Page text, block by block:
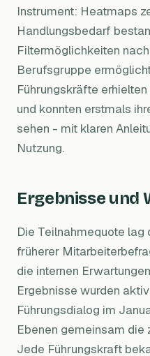
Instrument: Heatmaps
Handlungsbedarf
Filtermöglichkeiten
Berufsgruppe
Führungskräfte
und konnten erstmals
sehen - mit klaren
Nutzung.
Ergebnisse und
Die Teilnahmequote
früherer
die internen
Ergebnisse wurden
Führungsdialog im
Ebenen gemeinsam die
Jede Führungskraft